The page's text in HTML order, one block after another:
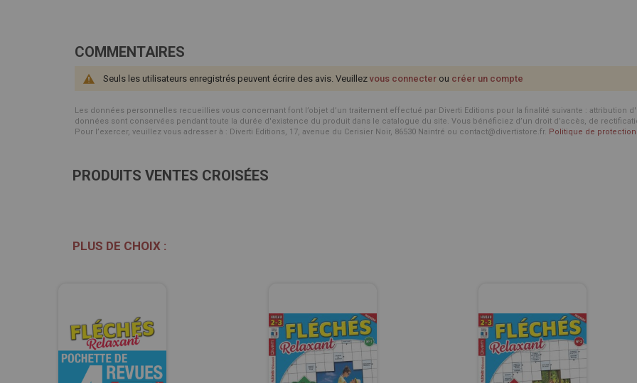
COMMENTAIRES
Seuls les utilisateurs enregistrés peuvent écrire des avis. Veuillez vous connecter ou créer un compte
Les données personnelles recueillies vous concernant font l’objet d’un traitement effectué par Diverti Editions pour la finalité suivante : attribution
données sont conservées pendant toute la durée d'existence du produit dans le catalogue du site. Vous bénéficiez d’un droit d’accès, de
Pour l’exercer, veuillez vous adresser à : Diverti Editions, 17, avenue du Cerisier Noir, 86530 Naintré ou contact@divertistore.fr. Politique de
PRODUITS VENTES CROISÉES
PLUS DE CHOIX :